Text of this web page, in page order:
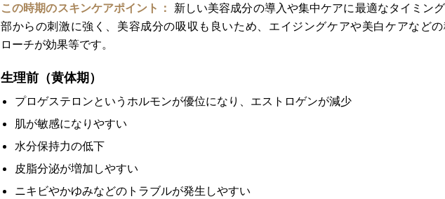
この時期のスキンケアポイント： 新しい美容成分の導入や集中ケアに最適なタイミン
部からの刺激に強く、美容成分の吸収も良いため、エイジングケアや美白ケアなど
ローチが効果等です。
生理前（黄体期）
プロゲステロンというホルモンが優位になり、エストロゲンが減少
肌が敏感になりやすい
水分保持力の低下
皮脂分泌が増加しやすい
ニキビやかゆみなどのトラブルが発生しやすい